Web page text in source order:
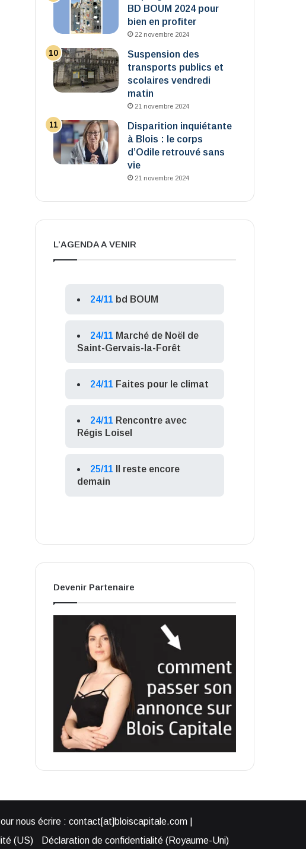
BD BOUM 2024 pour
bien en profiter
22 novembre 2024
Suspension des
transports publics et
scolaires vendredi
matin
21 novembre 2024
Disparition inquiétante
à Blois : le corps
d’Odile retrouvé sans
vie
21 novembre 2024
L’AGENDA A VENIR
24/11 bd BOUM
24/11 Marché de Noël de
Saint-Gervais-la-Forêt
24/11 Faites pour le climat
24/11 Rencontre avec
Régis Loisel
25/11
Il reste encore
demain
Devenir Partenaire
nous écrire : contact[at]bloiscapitale.com |
(US) Déclaration de confidentialité (Royaume-Uni)